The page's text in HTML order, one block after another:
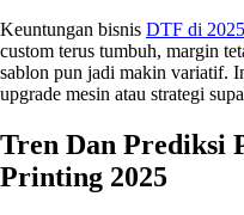
Keuntungan bisnis DTF di 2025
custom terus tumbuh, margin
sablon pun jadi makin variatif.
upgrade mesin atau strategi
Tren Dan Prediksi
Printing 2025